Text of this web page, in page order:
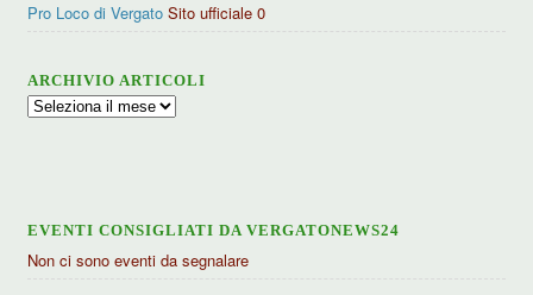
Pro Loco di Vergato Sito ufficiale 0
ARCHIVIO ARTICOLI
Archivio
EVENTI CONSIGLIATI DA VERGATONEWS24
Non ci sono eventi da segnalare